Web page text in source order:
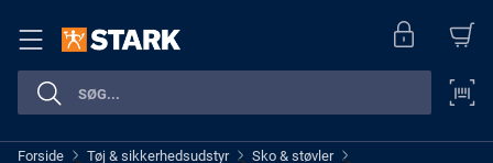
Forside Tøj & sikkerhedsudstyr Sko & støvler